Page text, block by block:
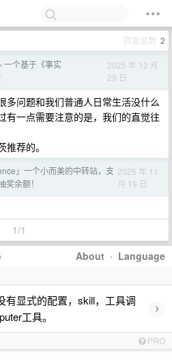
回复总数 2
› 一个基于《事实
2025 年 12 月
29 日
多问题和我们普通人日常生活没什么
有一点需要注意的是，我们的直觉往
荐的。
」一个小而美的中转站，支
余额！
2025 年 11
月 19 日
1/1
About · Language
有显式的配置，skill，工具调
工具。
›
PRO